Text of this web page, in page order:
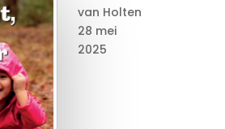
van Holten
28 mei
2025